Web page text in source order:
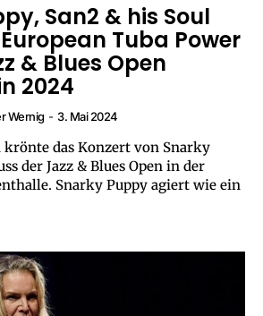
San2 & his Soul
Tuba Power
& Blues Open
2024
Wernig - 3. Mai 2024
krönte das Konzert von Snarky
der Jazz & Blues Open in der
agiert wie ein